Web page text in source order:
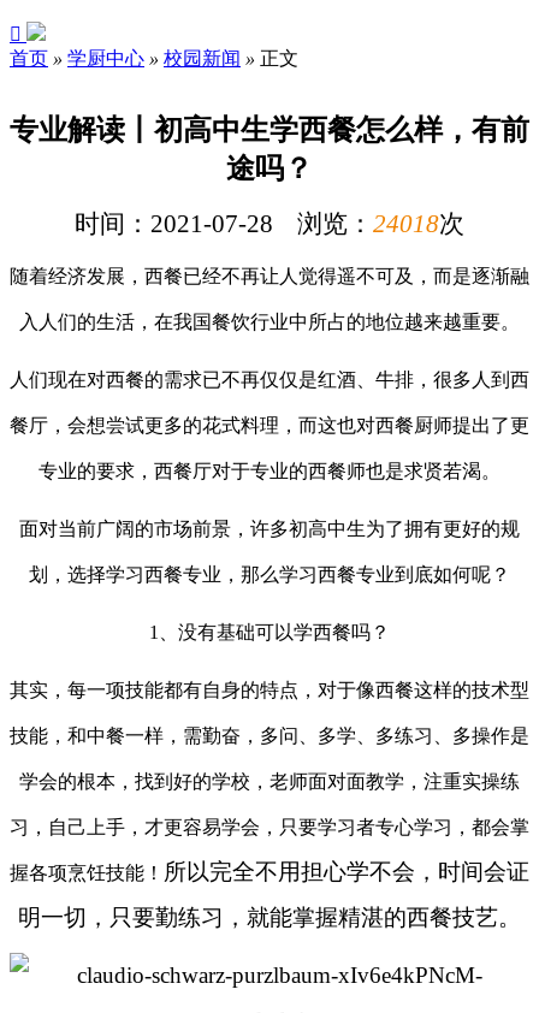

首页 » 学厨中心 » 校园新闻 » 正文
专业解读丨初高中生学西餐怎么样，有前
途吗？
时间：2021-07-28 浏览： 24018次
随着经济发展，西餐已经不再让人觉得遥不可及，而是逐渐融
入人们的生活，在我国餐饮行业中所占的地位越来越重要。
人们现在对西餐的需求已不再仅仅是红酒、牛排，很多人到西
餐厅，会想尝试更多的花式料理，而这也对西餐厨师提出了更
专业的要求，西餐厅对于专业的西餐师也是求贤若渴。
面对当前广阔的市场前景，许多初高中生为了拥有更好的规
划，选择学习西餐专业，那么学习西餐专业到底如何呢？
1、没有基础可以学西餐吗？
其实，每一项技能都有自身的特点，对于像西餐这样的技术型
技能，和中餐一样，需勤奋，多问、多学、多练习、多操作是
学会的根本，找到好的学校，老师面对面教学，注重实操练
习，自己上手，才更容易学会，只要学习者专心学习，都会掌
握各项烹饪技能！ 所以完全不用担心学不会，时间会证
明一切，只要勤练习，就能掌握精湛的西餐技艺。